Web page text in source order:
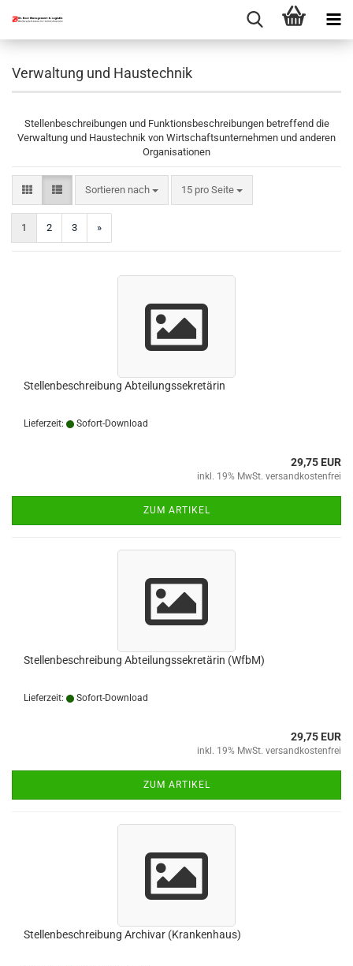
Verwaltung und Haustechnik
Stellenbeschreibungen und Funktionsbeschreibungen betreffend die
Verwaltung und Haustechnik von Wirtschaftsunternehmen und anderen
Organisationen
Sortieren nach
Sortieren nach 15 pro Seite
pro Seite
1 2 3 »
Stellenbeschreibung Abteilungssekretärin
Lieferzeit: Sofort-Download
29,75 EUR
inkl. 19% MwSt. versandkostenfrei
ZUM ARTIKEL
Stellenbeschreibung Abteilungssekretärin (WfbM)
Lieferzeit: Sofort-Download
29,75 EUR
inkl. 19% MwSt. versandkostenfrei
ZUM ARTIKEL
Stellenbeschreibung Archivar (Krankenhaus)